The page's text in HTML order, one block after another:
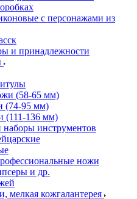
с персонажами из
и принадлежности
(58-65 мм)
(74-95 мм)
(111-136 мм)
инструментов
ножи
и др.
мелкая кожгалантерея